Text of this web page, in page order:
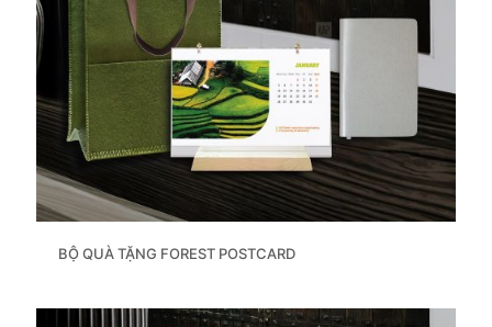
BỘ QUÀ TẶNG FOREST POSTCARD